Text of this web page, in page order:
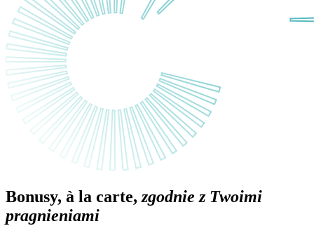
Bonusy, à la carte, zgodnie z Twoimi
pragnieniami